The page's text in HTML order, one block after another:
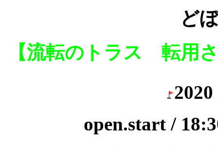
ど
【流転のトラス 転用
open.start /